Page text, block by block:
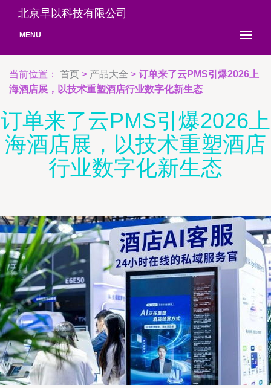
北京早以科技有限公司
MENU
当前位置： 首页 > 产品大全 > 订单来了云PMS引爆2026上
海酒店展，以技术重塑酒店行业数字化新生态
订单来了云PMS引爆2026上
海酒店展，以技术重塑酒店
行业数字化新生态